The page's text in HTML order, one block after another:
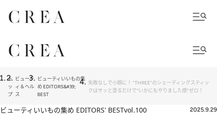
ト
ッ
プ
ビューテ
ィ＆ヘル
ス
ビューティいいもの集
め EDITORS&#39;
BEST
失敗なしで小顔に！ “THREE”のシェーディングスティッ
クはサッと塗るだけで“いかにもやりました感”ゼロ！
ビューティいいもの集め EDITORS' BESTvol.100 2025.9.29